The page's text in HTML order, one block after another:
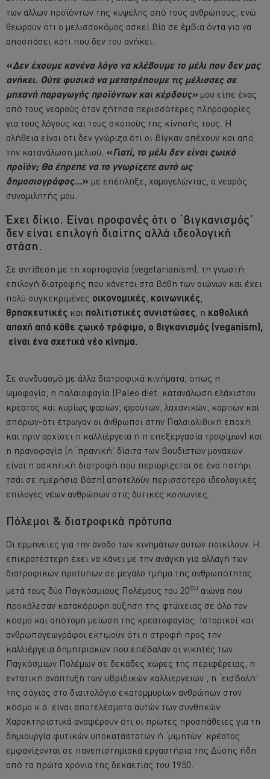
των άλλων προϊόντων της κυψέλης από τους ανθρώπους, ενώ
θεωρούν ότι ο μελισσοκόμος ασκεί βία σε έμβια όντα για να
αποσπάσει κάτι που δεν του ανήκει.
«Δεν έχουμε κανένα λόγο να κλέβουμε το μέλι που δεν μας
ανήκει. Ούτε φυσικά να μετατρέπουμε τις μέλισσες σε
μηχανή παραγωγής προϊόντων και κέρδους» μου είπε ένας
από τους νεαρούς όταν ζήτησα περισσότερες πληροφορίες
για τους λόγους και τους σκοπούς της κίνησής τους. Η
αλήθεια είναι ότι δεν γνώριζα ότι οι βίγκαν απέχουν και από
την κατανάλωση μελιού. «Γιατί, το μέλι δεν είναι ζωικό
προϊόν; Θα έπρεπε να το γνωρίζετε αυτό ως
δημοσιογράφος…» με επέπληξε, χαμογελώντας, ο νεαρός
συνομιλητής μου.
Έχει δίκιο. Είναι προφανές ότι ο ‘βιγκανισμός’
δεν είναι επιλογή διαίτης αλλά ιδεολογική
στάση.
Σε αντίθεση με τη χορτοφαγία (vegetarianism), τη γνωστή
επιλογή διατροφής που χάνεται στα βάθη των αιώνων και έχει
πολύ συγκεκριμένες οικονομικές, κοινωνικές,
θρησκευτικές και πολιτιστικές συνιστώσες, η καθολική
αποχή από κάθε ζωικό τρόφιμο, ο βιγκανισμός (veganism),
είναι ένα σχετικά νέο κίνημα.
Σε συνδυασμό με άλλα διατροφικά κινήματα, όπως η
ωμοφαγία, η παλαιοφαγία (Paleo diet: κατανάλωση ελάχιστου
κρέατος και κυρίως ψαριών, φρούτων, λαχανικών, καρπών και
σπόρων-ότι έτρωγαν οι άνθρωποι στην Παλαιολιθική εποχή
και πριν αρχίσει η καλλιέργεια ή η επεξεργασία τροφίμων) και
η πρανοφαγία (η ‘πρανική’ δίαιτα των βουδιστών μοναχών
είναι η ασκητική διατροφή που περιορίζεται σε ένα ποτήρι
τσάι σε ημερήσια βάση) αποτελούν περισσότερο ιδεολογικές
επιλογές νέων ανθρώπων στις δυτικές κοινωνίες.
Πόλεμοι & διατροφικά πρότυπα
Οι ερμηνείες για την άνοδο των κινημάτων αυτών ποικίλουν. Η
επικρατέστερη έχει να κάνει με την ανάγκη για αλλαγή των
διατροφικών προτύπων σε μεγάλο τμήμα της ανθρωπότητας
μετά τους δύο Παγκόσμιους Πολέμους του 20ου αιώνα που
προκάλεσαν κατακόρυφη αύξηση της φτώχειας σε όλο τον
κόσμο και απότομη μείωση της κρεατοφαγίας. Ιστορικοί και
ανθρωπογεωγράφοι εκτιμούν ότι η στροφή προς την
καλλιέργεια δημητριακών που επέβαλαν οι νικητές των
Παγκόσμιων Πολέμων σε δεκάδες χώρες της περιφέρειας, η
εντατική ανάπτυξη των υβριδικών καλλιεργειών , η ‘εισβολή’
της σόγιας στο διαιτολόγιο εκατομμυρίων ανθρώπων στον
κόσμο κ.ά. είναι αποτελέσματα αυτών των συνθηκών.
Χαρακτηριστικά αναφέρουν ότι οι πρώτες προσπάθειες για τη
δημιουργία φυτικών υποκατάστατων ή ‘μιμητών’ κρέατος
εμφανίζονται σε πανεπιστημιακά εργαστήρια της Δύσης ήδη
από τα πρώτα χρόνια της δεκαετίας του 1950.